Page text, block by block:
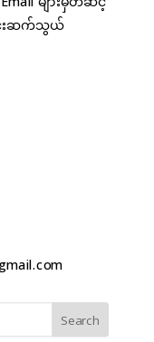
င်းဆက်သွယ်
Search